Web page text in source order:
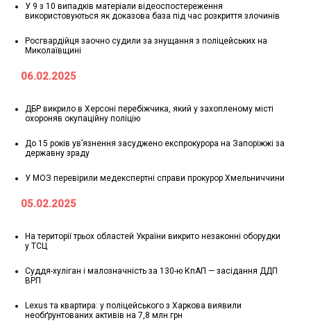
У 9 з 10 випадків матеріали відеоспостереження
використовуються як доказова база під час розкриття злочинів
Росгвардійця заочно судили за знущання з поліцейських на
Миколаївщині
06.02.2025
ДБР викрило в Херсоні перебіжчика, який у захопленому місті
охороняв окупаційну поліцію
До 15 років ув’язнення засуджено експрокурора на Запоріжжі за
державну зраду
У МОЗ перевірили медекспертні справи прокурор Хмельниччини
05.02.2025
На території трьох областей України викрито незаконні оборудки
у ТСЦ
Суддя-хуліган і малозначність за 130-ю КпАП — засідання ДДП
ВРП
Lexus та квартира: у поліцейського з Харкова виявили
необґрунтованих активів на 7,8 млн грн